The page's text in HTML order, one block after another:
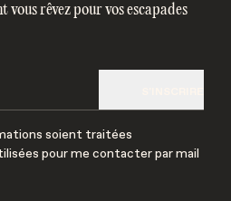
rêvez pour vos escapades
soient traitées
pour me contacter par mail